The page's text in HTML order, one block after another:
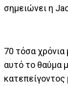
σημειώνει η
70 τόσα χρόνια
αυτό το θαύμα